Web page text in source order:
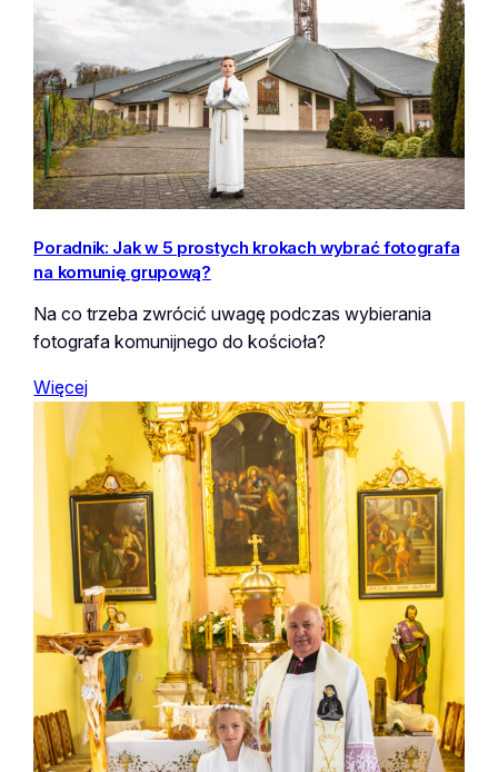
Poradnik: Jak w 5 prostych krokach wybrać fotografa
na komunię grupową?
Na co trzeba zwrócić uwagę podczas wybierania
fotografa komunijnego do kościoła?
Więcej